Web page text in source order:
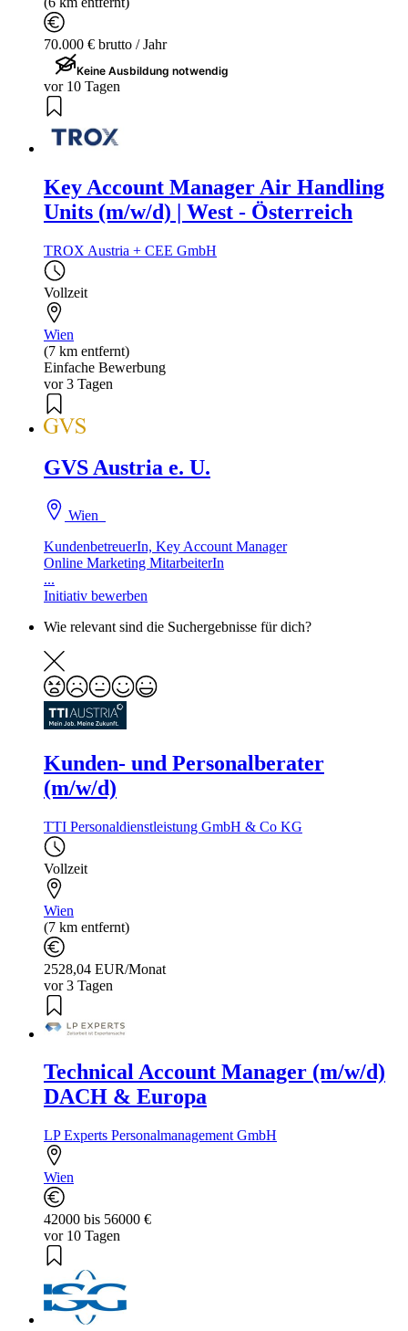
70.000 € brutto / Jahr
Keine Ausbildung notwendig
vor 10 Tagen
Key Account Manager Air Handling
Units (m/w/d) | West - Österreich
TROX Austria + CEE GmbH
Vollzeit
Wien
(7 km entfernt)
Einfache Bewerbung
vor 3 Tagen
GVS Austria e. U.
Wien
KundenbetreuerIn, Key Account Manager
Online Marketing MitarbeiterIn
...
Initiativ bewerben
Wie relevant sind die Suchergebnisse für dich?
Kunden- und Personalberater
(m/w/d)
TTI Personaldienstleistung GmbH & Co KG
Vollzeit
Wien
(7 km entfernt)
2528,04 EUR/Monat
vor 3 Tagen
Technical Account Manager (m/w/d)
DACH & Europa
LP Experts Personalmanagement GmbH
Wien
42000 bis 56000 €
vor 10 Tagen